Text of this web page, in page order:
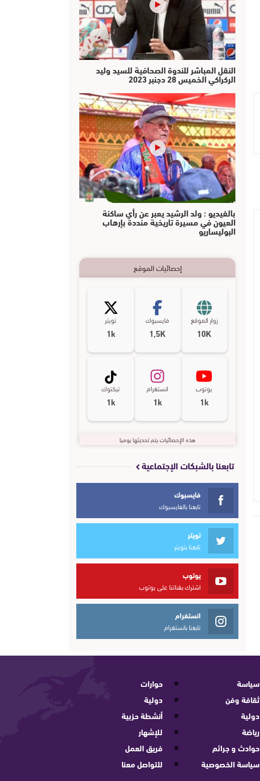
النقل المباشر للندوة الصحافية للسيد وليد
الركراكي الخميس 28 دجنبر 2023
بالفيديو : ولد الرشيد يعبر عن رأي ساكنة
العيون في مسيرة تاريخية منددة بإرهاب
البوليساريو
إحصائيات الموقع
زوار الموقع
10K
فايسبوك
1,5K
تويتر
1k
يوتوب
1k
انستغرام
1k
تيكتوك
1k
هذه الإحصائيات يتم تحديثها يوميا
تابعنا بالشبكات الإجتماعية
فايسبوك
تابعنا بالفايسبوك
تويتر
تابعنا بتويتر
يوتوب
اشترك بقناتنا على يوتوب
انستغرام
تابعنا بانستغرام
سياسة
ثقافة وفن
دولية
رياضة
حوادث و جرائم
سياسة الخصوصية
حوارات
دولية
أنشطة حزبية
للإشهار
فريق العمل
للتواصل معنا